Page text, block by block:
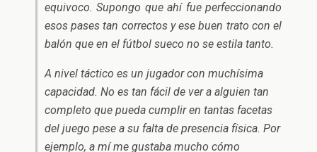
equivoco. Supongo que ahí fue perfeccionando
esos pases tan correctos y ese buen trato con el
balón que en el fútbol sueco no se estila tanto.
A nivel táctico es un jugador con muchísima
capacidad. No es tan fácil de ver a alguien tan
completo que pueda cumplir en tantas facetas
del juego pese a su falta de presencia física. Por
ejemplo, a mí me gustaba mucho cómo